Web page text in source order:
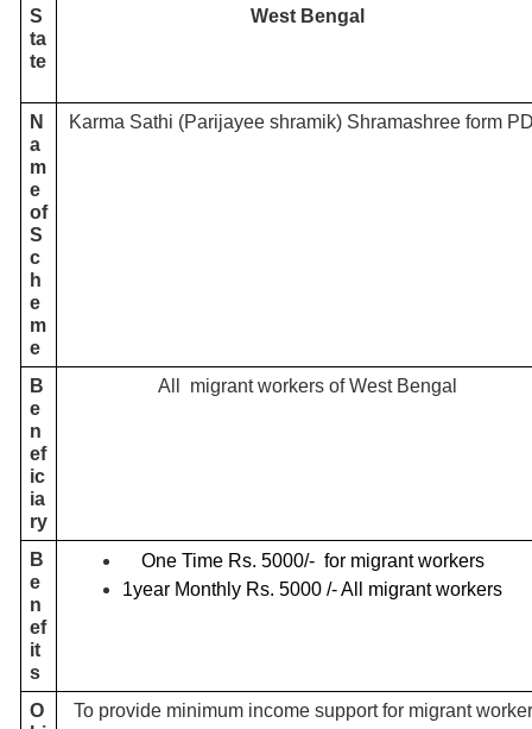
S
ta
te
West Bengal
N
a
m
e
of
S
c
h
e
m
e
Karma Sathi (Parijayee shramik) Shramashree form
B
e
n
ef
ic
ia
ry
All migrant workers of West Bengal
B
e
n
ef
it
s
One Time Rs. 5000/-  for migrant workers
1year Monthly Rs. 5000 /- All migrant workers
O
To provide minimum income support for migrant